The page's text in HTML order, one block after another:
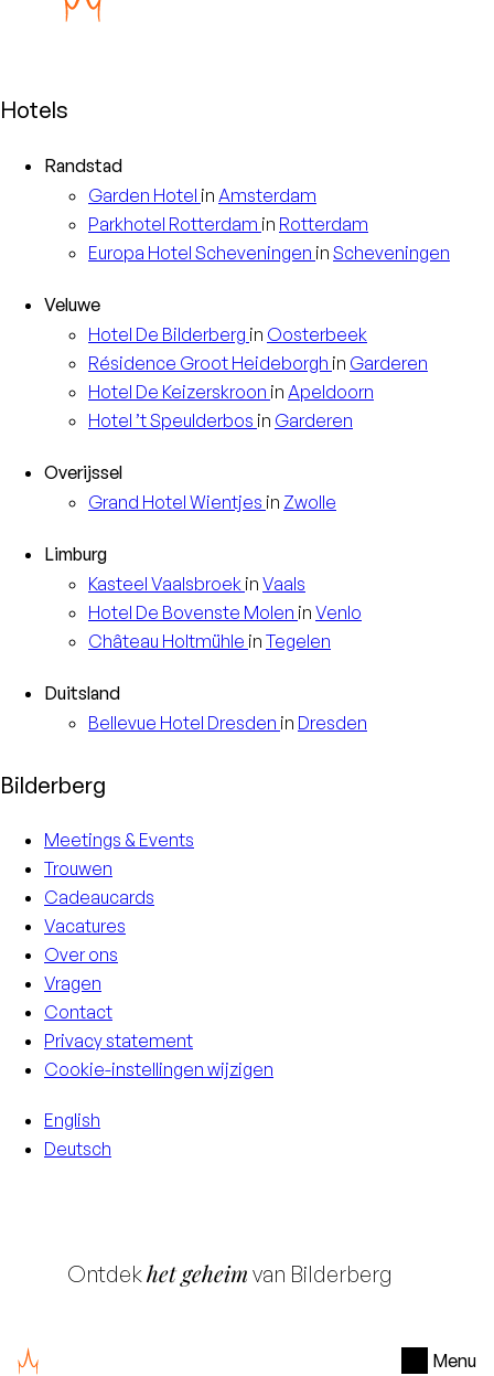
Menu
Hotels
Randstad
Garden Hotel in Amsterdam
Parkhotel Rotterdam in Rotterdam
Europa Hotel Scheveningen in Scheveningen
Veluwe
Hotel De Bilderberg in Oosterbeek
Résidence Groot Heideborgh in Garderen
Hotel De Keizerskroon in Apeldoorn
Hotel ’t Speulderbos in Garderen
Overijssel
Grand Hotel Wientjes in Zwolle
Limburg
Kasteel Vaalsbroek in Vaals
Hotel De Bovenste Molen in Venlo
Château Holtmühle in Tegelen
Duitsland
Bellevue Hotel Dresden in Dresden
Bilderberg
Meetings & Events
Trouwen
Cadeaucards
Vacatures
Over ons
Vragen
Contact
Privacy statement
Cookie-instellingen wijzigen
English
Deutsch
Ontdekhet geheim van Bilderberg